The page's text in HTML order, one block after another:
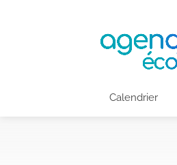
Calendrier